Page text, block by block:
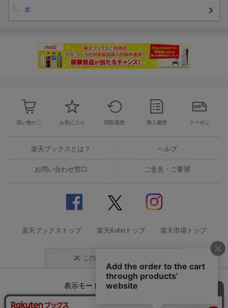
本
買い物かご お気に入り 閲覧履歴 購入履歴 クーポン
楽天ブックスとは？ ヘルプ
お問い合わせ窓口 ご意見・ご要望
楽天ブックストップ 楽天Koboトップ 楽天市場トップ
このページの先頭に戻る
表示モード モバイル
企業情報 個人情報保護方針 特定商取引法に基づく表記